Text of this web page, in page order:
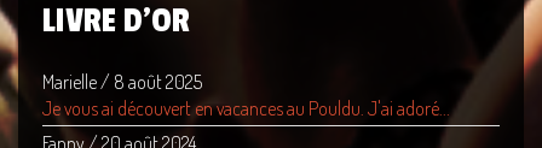
LIVRE D'OR
Marielle/ 8 août 2025
Je vous ai découvert en vacances au Pouldu. J'ai adoré...
Fanny/ 20 août 2024